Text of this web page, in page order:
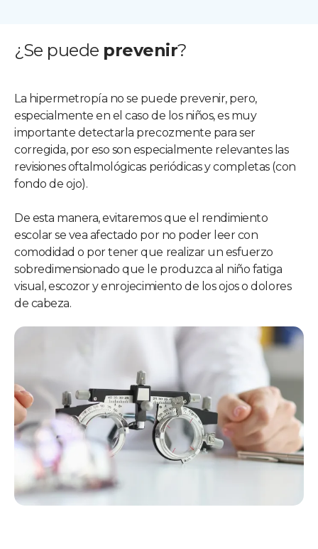
¿Se puede prevenir?
La hipermetropía no se puede prevenir, pero,
especialmente en el caso de los niños, es muy
importante detectarla precozmente para ser
corregida, por eso son especialmente relevantes las
revisiones oftalmológicas periódicas y completas (con
fondo de ojo).
De esta manera, evitaremos que el rendimiento
escolar se vea afectado por no poder leer con
comodidad o por tener que realizar un esfuerzo
sobredimensionado que le produzca al niño fatiga
visual, escozor y enrojecimiento de los ojos o dolores
de cabeza.